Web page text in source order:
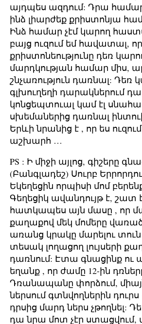
այդպես ազդում: Դրա համար
ինձ լիարժեք քրիստոնյա
Ինձ համար չէմ կարող
բայց ուզում եմ հավատալ, որ
քրիստոնեությունը դեռ
մարդկության համար միս,
շնչառություն դառնալ: Դեռ
գլխուղեղի դարակներում
կոնցեպտուալ կամ էլ
սխեմաներից դառնալ
Երևի նրանից է , որ ես
աշխարհ …
PS : Ի միջի այլոց, գիշերը
(Բանգլադեշ) Սուրբ
Եկեղեցին որպիսի մոմ
Գեղեցիկ ավանդույթ է, շատ
հատկապես այն մասը , որ
քաղաքով մեկ մոմերը
առանց կրակը մարելու
տեսակ լողացող լույսերի
դառնում: Էտա գնացինք
եղանք , որ ժամը 12-ին
Դռանապանը փորձում,
ներսում գտնվողներին դուրս
դրսից մարդ ներս չթողնել:
դա նրա մոտ չէր ստացվում,